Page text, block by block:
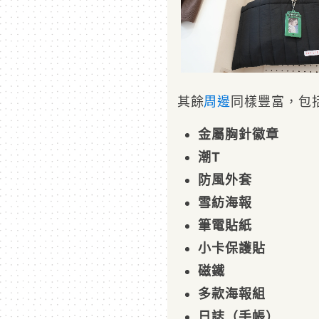
其餘周邊 同樣豐富，包
金屬胸針徽章
潮T
防風外套
雪紡海報
筆電貼紙
小卡保護貼
磁鐵
多款海報組